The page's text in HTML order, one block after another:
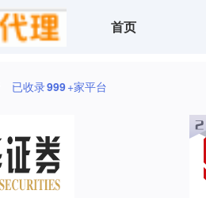
首页
已收录999+家平台